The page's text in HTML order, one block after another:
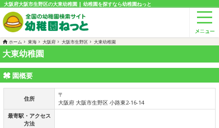
大阪府大阪市生野区の大東幼稚園 | 幼稚園を探すなら幼稚園ねっと
ホーム 東海 大阪府 大阪市生野区 大東幼稚園
大東幼稚園
園概要
住所
〒
大阪府 大阪市生野区 小路東2-16-14
最寄駅・アクセス
方法